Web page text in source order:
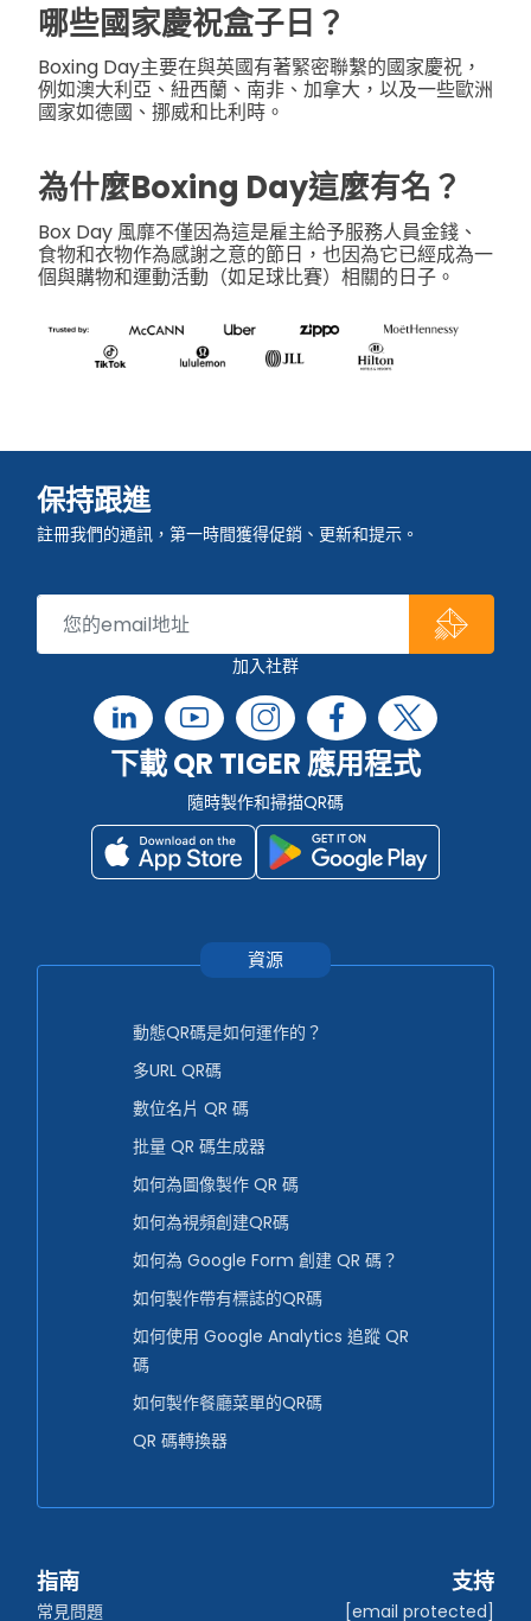
哪些國家慶祝盒子日？
Boxing Day主要在與英國有著緊密聯繫的國家慶祝，
例如澳大利亞、紐西蘭、南非、加拿大，以及一些歐洲
國家如德國、挪威和比利時。
為什麼Boxing Day這麼有名？
Box Day 風靡不僅因為這是雇主給予服務人員金錢、
食物和衣物作為感謝之意的節日，也因為它已經成為一
個與購物和運動活動（如足球比賽）相關的日子。
保持跟進
註冊我們的通訊，第一時間獲得促銷、更新和提示。
加入社群
下載 QR TIGER 應用程式
隨時製作和掃描QR碼
資源
動態QR碼是如何運作的？
多URL QR碼
數位名片 QR 碼
批量 QR 碼生成器
如何為圖像製作 QR 碼
如何為視頻創建QR碼
如何為 Google Form 創建 QR 碼？
如何製作帶有標誌的QR碼
如何使用 Google Analytics 追蹤 QR
碼
如何製作餐廳菜單的QR碼
QR 碼轉換器
指南
常見問題
支持
[email protected]